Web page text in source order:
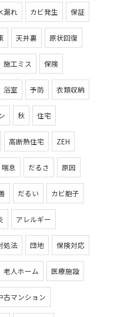
漏れ カビ発生 保証
天井裏 原状回復
施工ミス 保険
浴室 予防 衣類収納
秋 住宅
高断熱住宅 ZEH
喘息 だるさ 原因
だるい カビ胞子
アレルギー
処法 団地 保険対応
老人ホーム 医療施設
古マンション